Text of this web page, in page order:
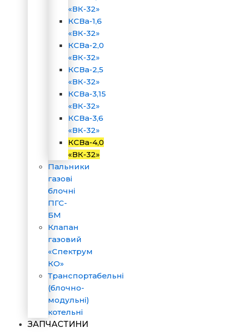
«ВК-32»
КСВа-1,6
«ВК-32»
КСВа-2,0
«ВК-32»
КСВа-2,5
«ВК-32»
КСВа-3,15
«ВК-32»
КСВа-3,6
«ВК-32»
КСВа-4,0
«ВК-32»
Пальники
газові
блочні
ПГС-
БМ
Клапан
газовий
«Спектрум
КО»
Транспортабельні
(блочно-
модульні)
котельні
ЗАПЧАСТИНИ